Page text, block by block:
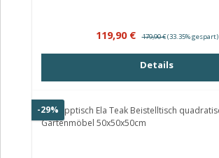
Verkaufspreis:
119,90 € Regulärer Preis:
179,90 €(33.35% gespart)
Details
-29% Rabatt